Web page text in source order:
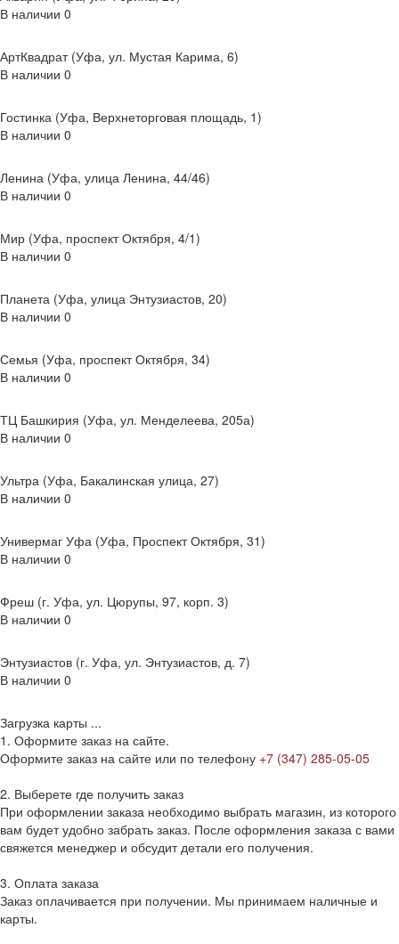
В наличии 0
АртКвадрат (Уфа, ул. Мустая Карима, 6)
В наличии 0
Гостинка (Уфа, Верхнеторговая площадь, 1)
В наличии 0
Ленина (Уфа, улица Ленина, 44/46)
В наличии 0
Мир (Уфа, проспект Октября, 4/1)
В наличии 0
Планета (Уфа, улица Энтузиастов, 20)
В наличии 0
Семья (Уфа, проспект Октября, 34)
В наличии 0
ТЦ Башкирия (Уфа, ул. Менделеева, 205а)
В наличии 0
Ультра (Уфа, Бакалинская улица, 27)
В наличии 0
Универмаг Уфа (Уфа, Проспект Октября, 31)
В наличии 0
Фреш (г‌. Уфа, ул. Цюрупы, 97, корп. 3)
В наличии 0
Энтузиастов (г. Уфа, ул. Энтузиастов, д. 7)
В наличии 0
Загрузка карты ...
1. Оформите заказ на сайте.
Оформите заказ на сайте или по телефону +7 (347) 285-05-05
2. Выберете где получить заказ
При оформлении заказа необходимо выбрать магазин, из которого
вам будет удобно забрать заказ. После оформления заказа с вами
свяжется менеджер и обсудит детали его получения.
3. Оплата заказа
Заказ оплачивается при получении. Мы принимаем наличные и
карты.